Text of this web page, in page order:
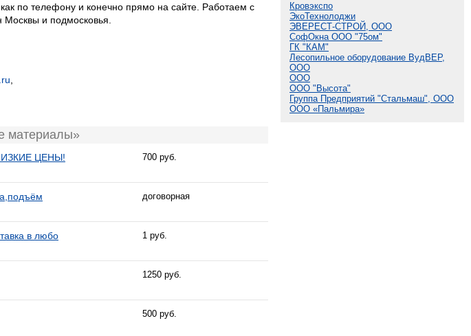
по телефону и конечно прямо на сайте. Работаем с
и подмосковья.
материалы»
ЦЕНЫ! 700 руб.
договорная
в любо 1 руб.
1250 руб.
500 руб.
Кровэкспо
ЭкоТехнолоджи
ЭВЕРЕСТ-СТРОЙ, ООО
СофОкна ООО "75ом"
ГК "КАМ"
Лесопильное оборудование ВудВЕР,
ООО
ООО
ООО "Высота"
Группа Предприятий "Стальмаш", ООО
ООО «Пальмира»